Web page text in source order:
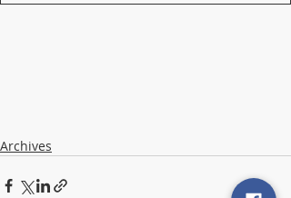
Archives